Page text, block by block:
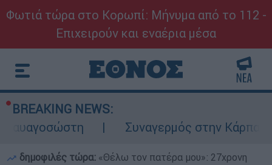
Φωτιά τώρα στο Κορωπί: Μήνυμα από το 112 -
Επιχειρούν και εναέρια μέσα
BREAKING NEWS:
Συναγερμός στην Κάρπαθο:
δημοφιλές τώρα: «Θέλω τον πατέρα μου»: 27χρονη